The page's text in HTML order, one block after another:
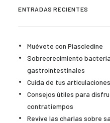
ENTRADAS RECIENTES
Muévete con Piascledine
Sobrecrecimiento
gastrointestinales
Cuida de tus
Consejos útiles para
contratiempos
Revive las charlas sobre